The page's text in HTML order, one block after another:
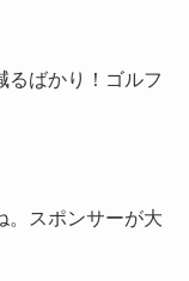
るばかり！ゴルフ
。スポンサーが大